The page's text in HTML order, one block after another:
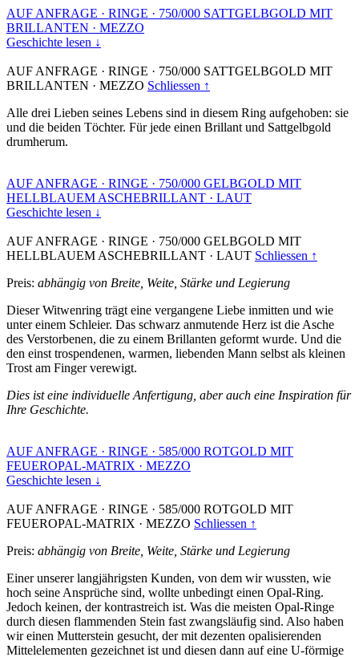
AUF ANFRAGE · RINGE · 750/000 SATTGELBGOLD MIT
BRILLANTEN · MEZZO
Geschichte lesen ↓
AUF ANFRAGE · RINGE · 750/000 SATTGELBGOLD MIT
BRILLANTEN · MEZZO Schliessen ↑
Alle drei Lieben seines Lebens sind in diesem Ring aufgehoben: sie
und die beiden Töchter. Für jede einen Brillant und Sattgelbgold
drumherum.
AUF ANFRAGE · RINGE · 750/000 GELBGOLD MIT
HELLBLAUEM ASCHEBRILLANT · LAUT
Geschichte lesen ↓
AUF ANFRAGE · RINGE · 750/000 GELBGOLD MIT
HELLBLAUEM ASCHEBRILLANT · LAUT Schliessen ↑
Preis: abhängig von Breite, Weite, Stärke und Legierung
Dieser Witwenring trägt eine vergangene Liebe inmitten und wie
unter einem Schleier. Das schwarz anmutende Herz ist die Asche
des Verstorbenen, die zu einem Brillanten geformt wurde. Und die
den einst trospendenen, warmen, liebenden Mann selbst als kleinen
Trost am Finger verewigt.
Dies ist eine individuelle Anfertigung, aber auch eine Inspiration für
Ihre Geschichte.
AUF ANFRAGE · RINGE · 585/000 ROTGOLD MIT
FEUEROPAL-MATRIX · MEZZO
Geschichte lesen ↓
AUF ANFRAGE · RINGE · 585/000 ROTGOLD MIT
FEUEROPAL-MATRIX · MEZZO Schliessen ↑
Preis: abhängig von Breite, Weite, Stärke und Legierung
Einer unserer langjährigsten Kunden, von dem wir wussten, wie
hoch seine Ansprüche sind, wollte unbedingt einen Opal-Ring.
Jedoch keinen, der kontrastreich ist. Was die meisten Opal-Ringe
durch diesen flammenden Stein fast zwangsläufig sind. Also haben
wir einen Mutterstein gesucht, der mit dezenten opalisierenden
Mittelelementen gezeichnet ist und diesen dann auf eine U-förmige